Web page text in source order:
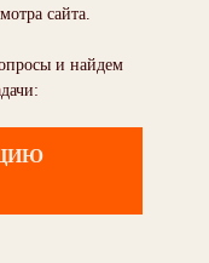
сайта.
и найдем